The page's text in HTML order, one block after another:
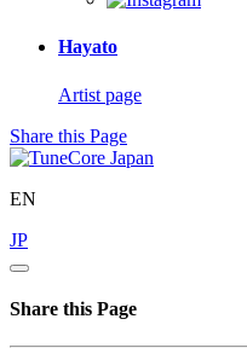
Hayato
Artist page
Share this Page
EN
JP
Share this Page